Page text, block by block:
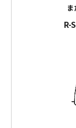
R-